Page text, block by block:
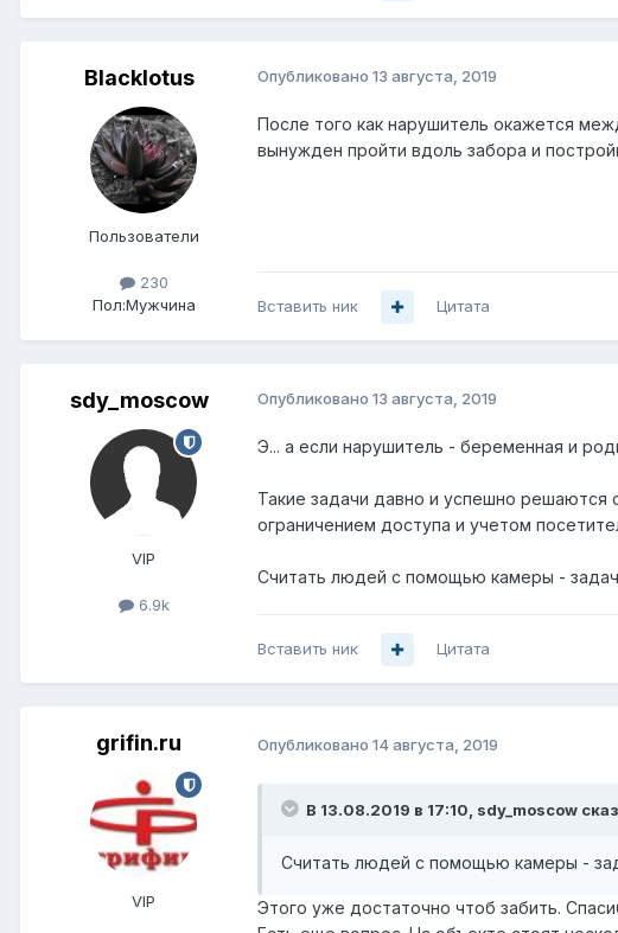
Blacklotus
Пользователи
230
Пол:Мужчина
Опубликовано 13 августа, 2019
После того как нарушитель окажется
вынужден пройти вдоль забора и
Вставить ник Цитата
sdy_moscow
VIP
6.9k
Опубликовано 13 августа, 2019
Э... а если нарушитель - беременная и
Такие задачи давно и успешно
ограничением доступа и учетом
Считать людей с помощью камеры -
Вставить ник Цитата
grifin.ru
VIP
Опубликовано 14 августа, 2019
В 13.08.2019 в 17:10, sdy_moscow
Считать людей с помощью камеры -
Этого уже достаточно чтоб забить.